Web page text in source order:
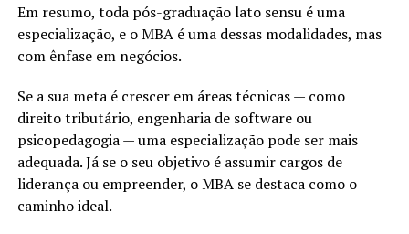
Em resumo, toda pós-graduação lato sensu é uma
especialização, e o MBA é uma dessas modalidades, mas
com ênfase em negócios.
Se a sua meta é crescer em áreas técnicas — como
direito tributário, engenharia de software ou
psicopedagogia — uma especialização pode ser mais
adequada. Já se o seu objetivo é assumir cargos de
liderança ou empreender, o MBA se destaca como o
caminho ideal.